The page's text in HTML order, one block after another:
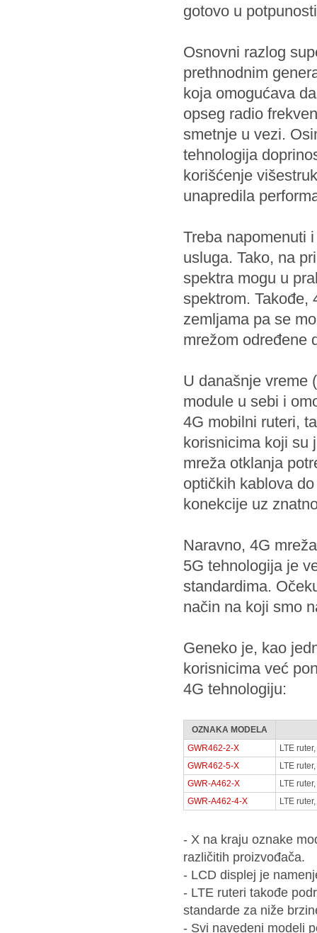
gotovo u
Osnovni razlog
prethnodnim
koja omogućava
opseg radio
smetnje u vezi.
tehnologija
korišćenje
unapredila
Treba napomenuti
usluga. Tako, na
spektra mogu u
spektrom. Takođe,
zemljama pa se
mrežom određene
U današnje vreme
module u sebi i
4G mobilni ruteri,
korisnicima koji su
mreža otklanja
optičkih kablova
konekcije uz
Naravno, 4G
5G tehnologija je
standardima.
način na koji smo
Geneko je, kao
korisnicima već
4G tehnologiju:
OZNAKA MODELA
GWR462-2-X
LTE
GWR462-5-X
LTE
GWR-A462-X
LTE
GWR-A462-4-X
LTE
- X na kraju oznake
različitih proizvođača.
- LCD displej je
- LTE ruteri takođe
standarde za niže
- Svi navedeni modeli